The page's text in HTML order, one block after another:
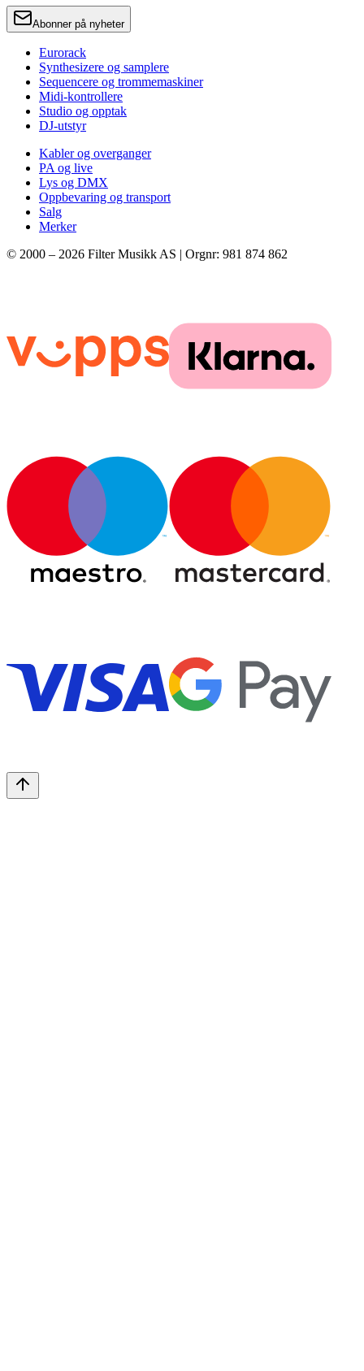
Abonner på nyheter
Eurorack
Synthesizere og samplere
Sequencere og trommemaskiner
Midi-kontrollere
Studio og opptak
DJ-utstyr
Kabler og overganger
PA og live
Lys og DMX
Oppbevaring og transport
Salg
Merker
© 2000 – 2026 Filter Musikk AS | Orgnr: 981 874 862